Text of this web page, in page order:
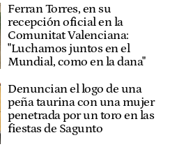
Ferran Torres, en su
recepción oficial en la
Comunitat Valenciana:
"Luchamos juntos en el
Mundial, como en la dana"
Denuncian el logo de una
peña taurina con una mujer
penetrada por un toro en las
fiestas de Sagunto